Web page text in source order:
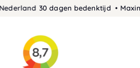
30 dagen bedenktijd • Maximaal